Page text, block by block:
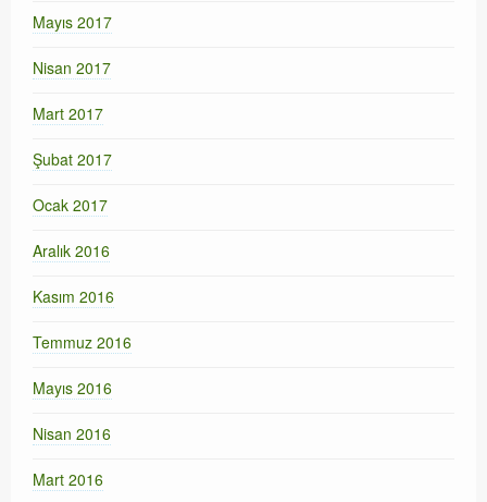
Mayıs 2017
Nisan 2017
Mart 2017
Şubat 2017
Ocak 2017
Aralık 2016
Kasım 2016
Temmuz 2016
Mayıs 2016
Nisan 2016
Mart 2016